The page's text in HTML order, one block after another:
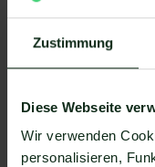
Zustimmung
Diese Webseite
Wir verwenden
personalisieren,
Diverse
das Hinzufügen
geholfen hat, das
verbessern und
Kundenbindung,